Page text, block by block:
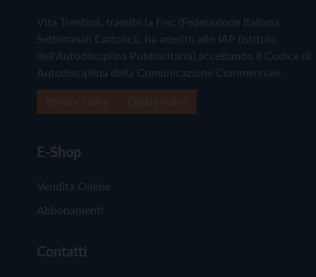
Vita Trentina, tramite la Fisc (Federazione Italiana
Settimanali Cattolici), ha aderito allo IAP (Istituto
dell'Autodisciplina Pubblicitaria) accettando il Codice di
Autodisciplina della Comunicazione Commerciale
E-Shop
Vendita Online
Abbonamenti
Contatti